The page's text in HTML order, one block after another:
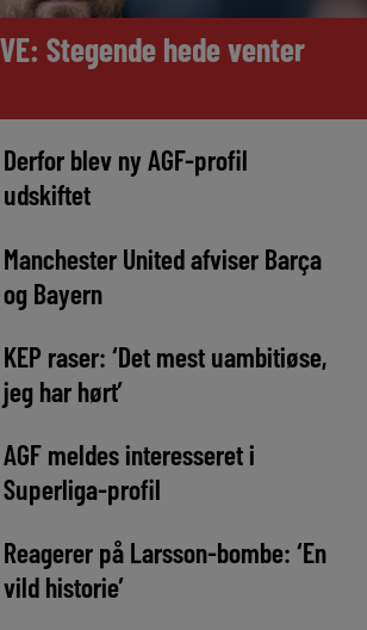
Stegende hede venter
Derfor blev ny AGF-profil
udskiftet
Manchester United afviser Barça
og Bayern
KEP raser: ‘Det mest uambitiøse,
jeg har hørt’
AGF meldes interesseret i
Superliga-profil
Reagerer på Larsson-bombe: ‘En
vild historie’